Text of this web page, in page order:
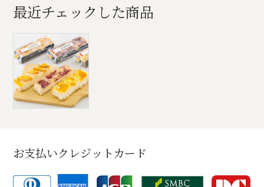
最近チェックした商品
お支払いクレジットカード